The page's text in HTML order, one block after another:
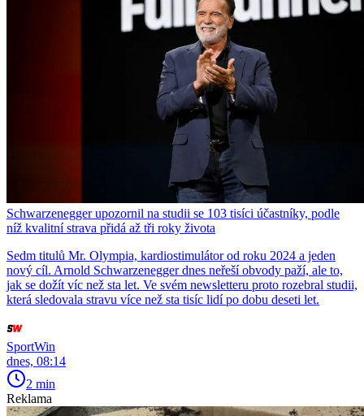
Schwarzenegger upozornil na studii se 103 tisíci účastníky, podle
níž kvalitní strava přidá až tři roky života
Sedm titulů Mr. Olympia, kardiostimulátor od roku 2024 a jeden
nový cíl. Arnold Schwarzenegger dnes neřeší obvody paží, ale to,
jak se dožít víc než sta let. Ve svém newsletteru proto rozebral studii,
která sledovala stravu více než sta tisíc lidí po dobu deseti let.
SportWin
dnes, 08:14
2 min
Reklama